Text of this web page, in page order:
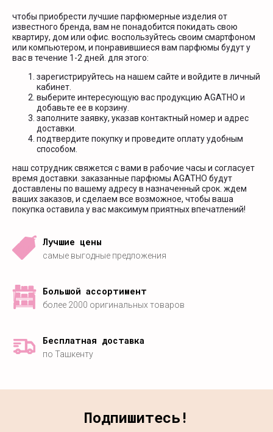
чтобы приобрести лучшие парфюмерные изделия от
известного бренда, вам не понадобится покидать свою
квартиру, дом или офис. воспользуйтесь своим смартфоном
или компьютером, и понравившиеся вам парфюмы будут у
вас в течение 1-2 дней. для этого:
зарегистрируйтесь на нашем сайте и войдите в личный
кабинет.
выберите интересующую вас продукцию AGATHO и
добавьте ее в корзину.
заполните заявку, указав контактный номер и адрес
доставки.
подтвердите покупку и проведите оплату удобным
способом.
наш сотрудник свяжется с вами в рабочие часы и согласует
время доставки. заказанные парфюмы AGATHO будут
доставлены по вашему адресу в назначенный срок. ждем
ваших заказов, и сделаем все возможное, чтобы ваша
покупка оставила у вас максимум приятных впечатлений!
Лучшие цены
самые выгодные предложения
Большой ассортимент
более 2000 оригинальных товаров
Бесплатная доставка
по Ташкенту
Подпишитесь!